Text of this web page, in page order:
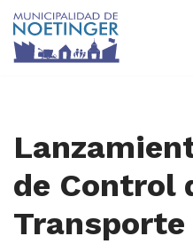
Saltar
de Control
Transporte